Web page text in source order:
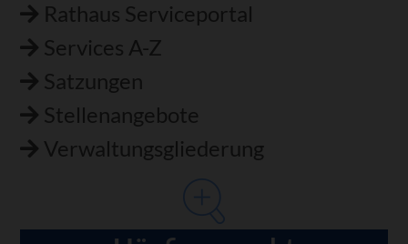
Rathaus Serviceportal
Services A-Z
Satzungen
Stellenangebote
Verwaltungsgliederung